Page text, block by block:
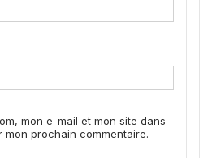
mon e-mail et mon site dans
mon prochain commentaire.